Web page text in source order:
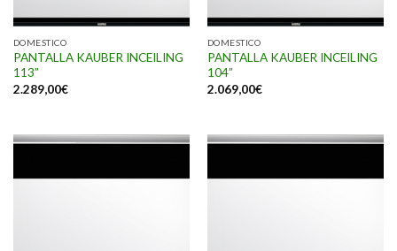
DOMESTICO
PANTALLA KAUBER INCEILING
113”
2.289,00€
DOMESTICO
PANTALLA KAUBER INCEILING
104”
2.069,00€